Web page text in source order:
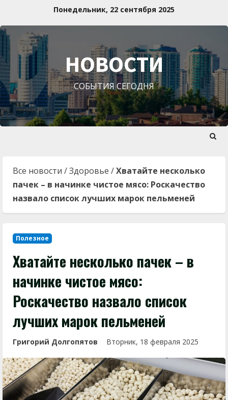
содержимому
Понедельник, 22 сентября 2025
НОВОСТИ
СОБЫТИЯ СЕГОДНЯ
Все новости /Здоровье /Хватайте несколько
пачек – в начинке чистое мясо: Роскачество
назвало список лучших марок пельменей
Полезное
Хватайте несколько пачек – в
начинке чистое мясо:
Роскачество назвало список
лучших марок пельменей
Григорий Долгопятов Вторник, 18 февраля 2025